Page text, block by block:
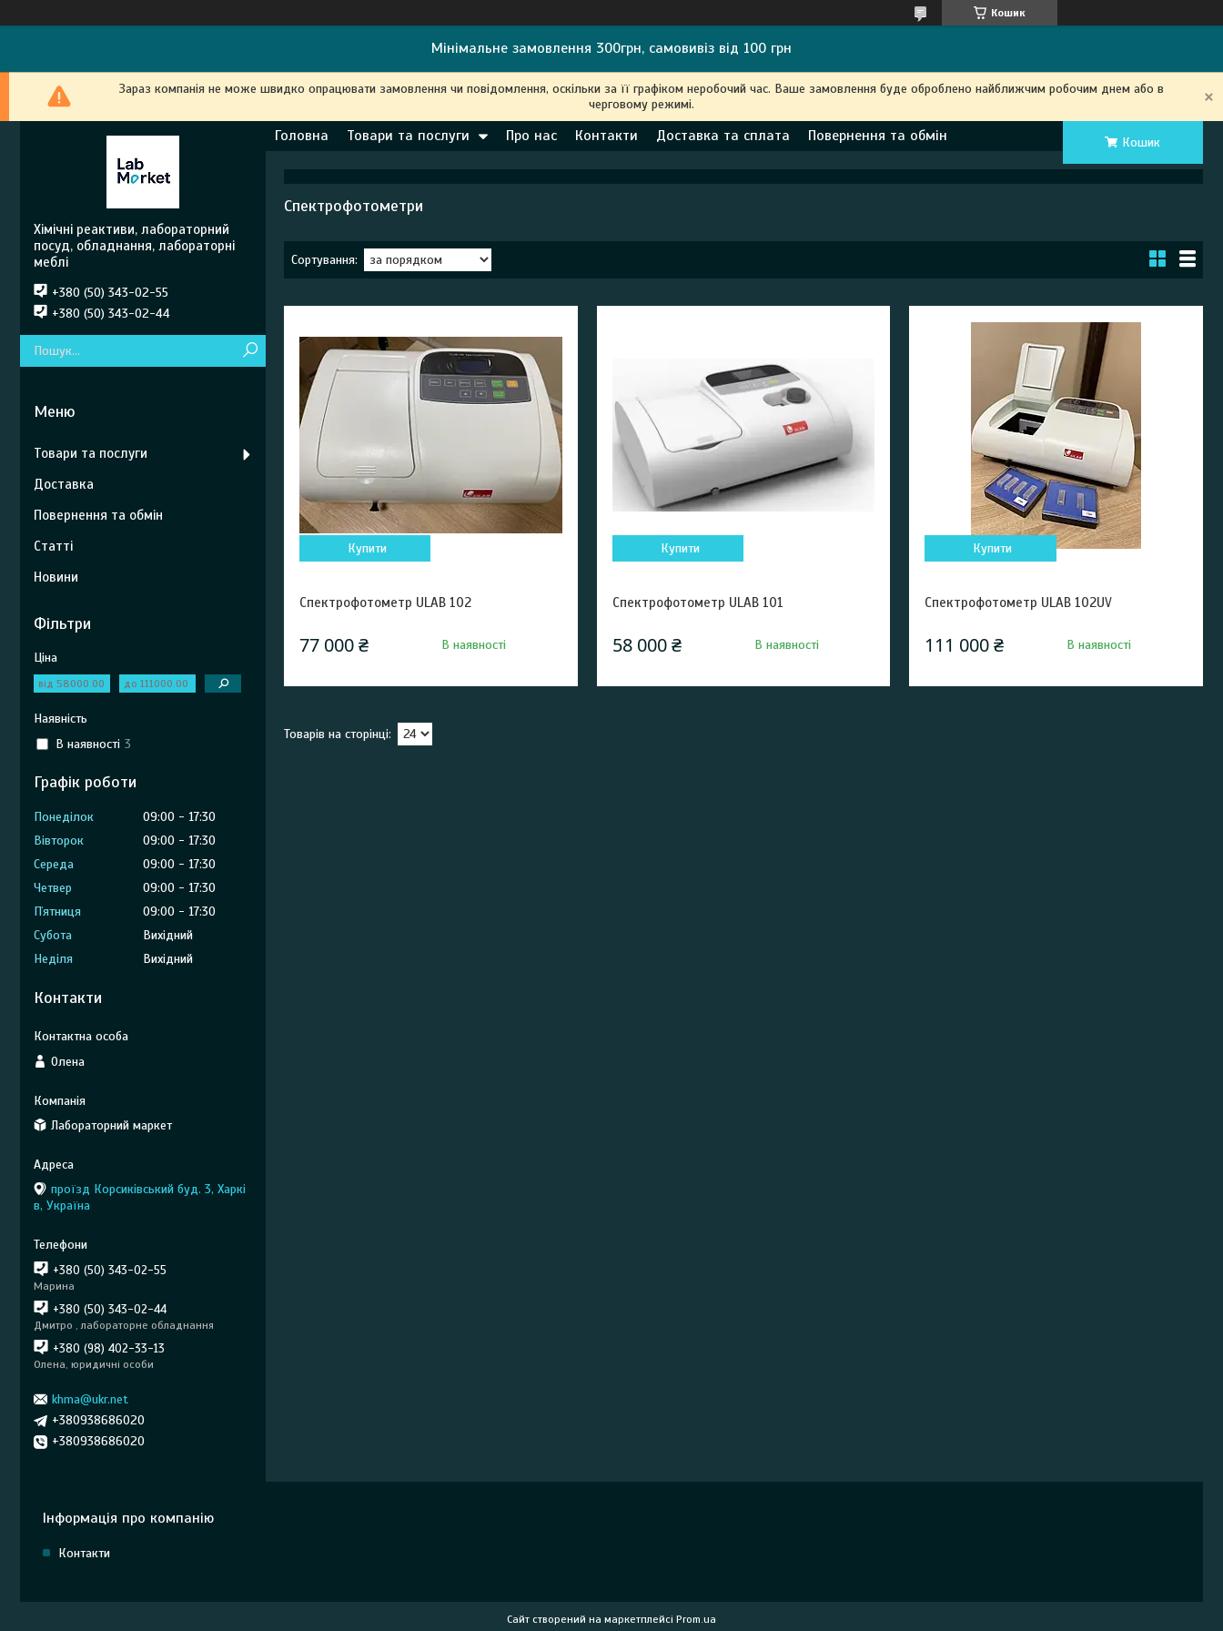
Кошик
Мінімальне замовлення 300грн, самовивіз від 100 грн
Зараз компанія не може швидко опрацювати замовлення чи повідомлення, оскільки за її графіком неробочий час. Ваше замовлення буде оброблено найближчим робочим днем ​​або в
черговому режимі.
Головна Товари та послуги Про нас Контакти Доставка та сплата Повернення та обмін Кошик
Спектрофотометри
Купити
Спектрофотометр ULAB 102
77 000 ₴ В наявності
Купити
Спектрофотометр ULAB 101
58 000 ₴ В наявності
Купити
Спектрофотометр ULAB 102UV
111 000 ₴ В наявності
Хімічні реактиви, лабораторний
посуд, обладнання, лабораторні
меблі
+380 (50) 343-02-55
+380 (50) 343-02-44
Товари та послуги
Доставка
Повернення та обмін
Статті
Новини
Фільтри
Ціна
Наявність
В наявності 3
Графік роботи
Понеділок 09:00
17:30
Вівторок
09:00
17:30
Середа
09:00
17:30
Четвер
09:00
17:30
Пʼятниця
09:00
17:30
Субота
Вихідний
Неділя
Вихідний
Контакти
Олена
Лабораторний маркет
проїзд Корсиківський буд. 3, Харкі
в, Україна
+380 (50) 343-02-55
Марина
+380 (50) 343-02-44
Дмитро , лабораторне обладнання
+380 (98) 402-33-13
Олена, юридичні особи
khma@ukr.net
+380938686020
+380938686020
Інформація про компанію
Контакти
Сайт створений на маркетплейсі Prom.ua